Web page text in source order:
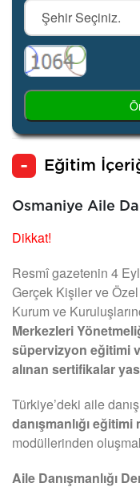
Eğitim
Osmaniye Aile
Dikkat!
Resmî gazetenin 4
Gerçek Kişiler ve
Kurum ve
Merkezleri
süpervizyon eğitimi
alınan sertifikalar
Türkiye’deki aile
danışmanlığı eğitimi
modüllerinden
Aile Danışmanlığı